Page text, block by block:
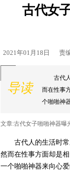
古代女
2021年01月18日 责
导读
古代
而在性事
个啪啪神
文章:古代女子啪啪神器曝
古代人的生活时
然而在性事方面却是
一个啪啪神器来向心爱